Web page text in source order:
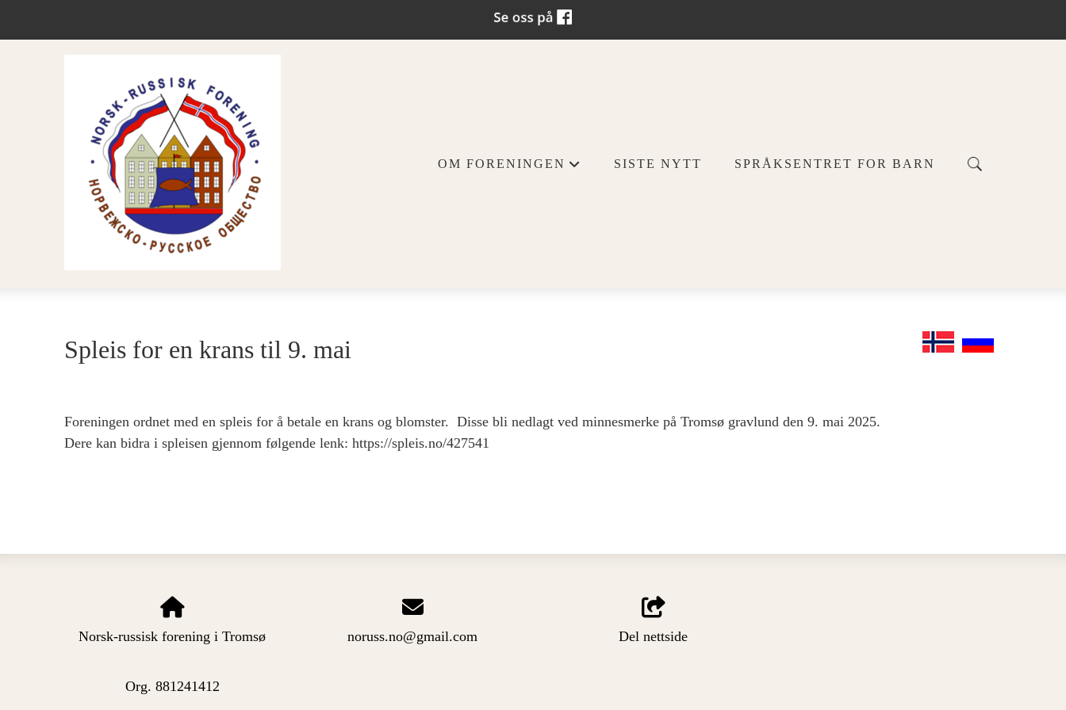
OM FORENINGEN SISTE NYTT SPRÅKSENTRET FOR BARN
Spleis for en krans til 9. mai
Foreningen ordnet med en spleis for å betale en krans og blomster. Disse bli nedlagt ved minnesmerke på Tromsø gravlund den 9. mai 2025.
Dere kan bidra i spleisen gjennom følgende lenk: https://spleis.no/427541
Norsk-russisk forening i Tromsø
Org. 881241412
noruss.no@gmail.com Del nettside